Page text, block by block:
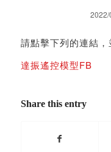
請點擊下列的連結，
達振遙控模型FB
Share this entry